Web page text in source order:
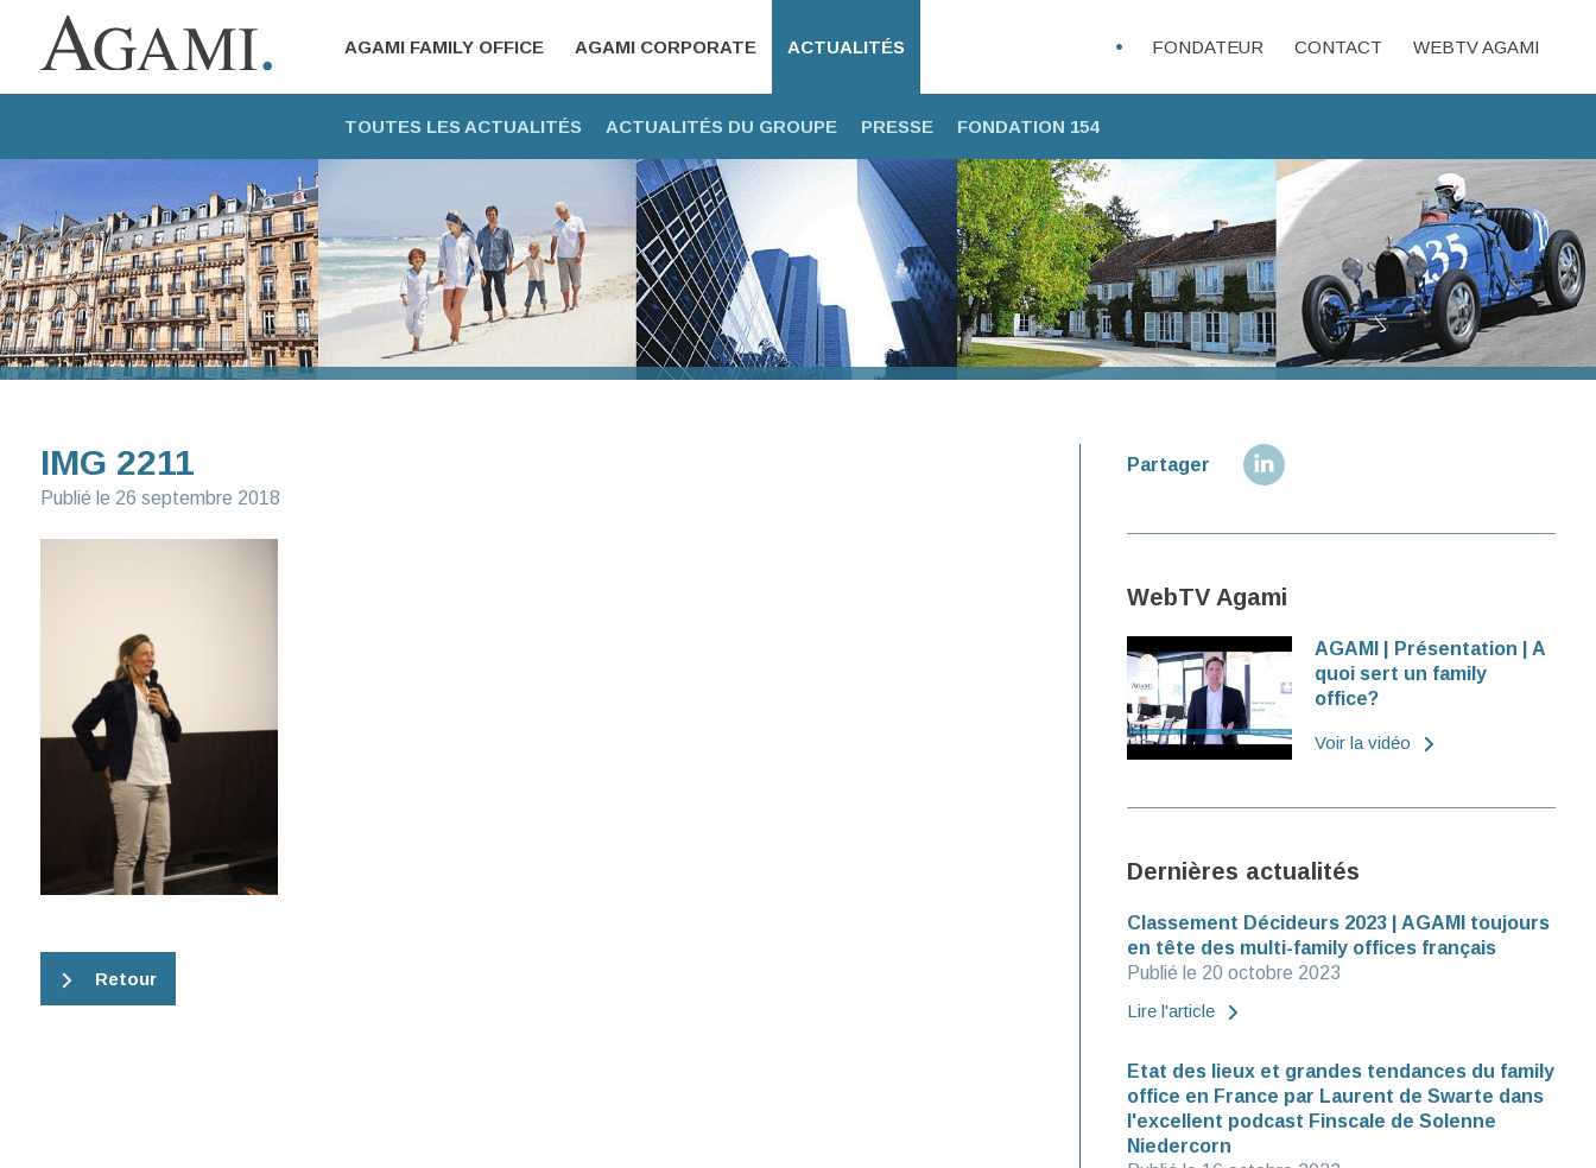
AGAMI FAMILY OFFICE AGAMI CORPORATE ACTUALITÉS FONDATEUR CONTACT WEBTV AGAMI
TOUTES LES ACTUALITÉS ACTUALITÉS DU GROUPE PRESSE FONDATION 154
IMG 2211
Publié le 26 septembre 2018
Retour
Partager
WebTV Agami
AGAMI | Présentation | A
quoi sert un family
office?
Voir la vidéo
Dernières actualités
Classement Décideurs 2023 | AGAMI toujours
en tête des multi-family offices français
Publié le 20 octobre 2023
Lire l'article
Etat des lieux et grandes tendances du family
office en France par Laurent de Swarte dans
l'excellent podcast Finscale de Solenne
Niedercorn